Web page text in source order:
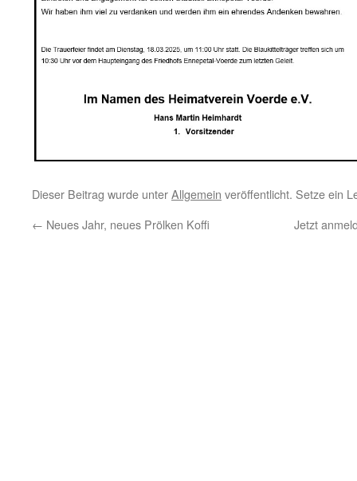
Dieser Beitrag wurde unterAllgemein veröffentlicht. Setze ein
← Neues Jahr, neues Prölken Koffi Jetzt